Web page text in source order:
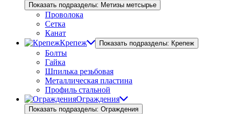
Показать подразделы: Метизы метсырье
Проволока
Сетка
Канат
Крепеж
Показать подразделы: Крепеж
Болты
Гайка
Шпилька резьбовая
Металлическая пластина
Профиль стальной
Ограждения
Показать подразделы: Ограждения